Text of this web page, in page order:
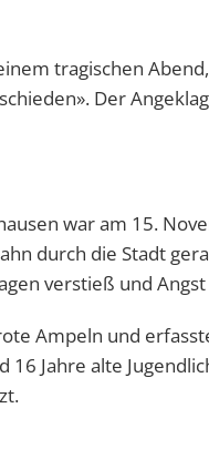
tragischen
Der
war am 15.
durch die Stadt
verstieß und
Ampeln und
Jahre alte